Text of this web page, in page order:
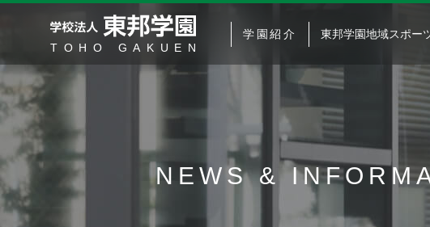
学園紹介 東邦学園地域スポー
NEWS &